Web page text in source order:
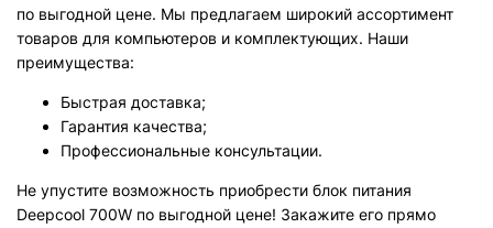
по выгодной цене. Мы предлагаем широкий ассортимент
товаров для компьютеров и комплектующих. Наши
преимущества:
Быстрая доставка;
Гарантия качества;
Профессиональные консультации.
Не упустите возможность приобрести блок питания
Deepcool 700W по выгодной цене! Закажите его прямо